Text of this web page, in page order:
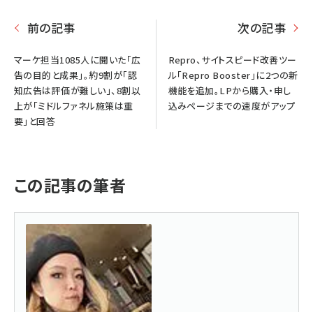
前の記事
マーケ担当1085人に聞いた「広
告の目的と成果」。約9割が「認
知広告は評価が難しい」、8割以
上が「ミドルファネル施策は重
要」と回答
次の記事
Repro、サイトスピード改善ツー
ル「Repro Booster」に2つの新
機能を追加。LPから購入・申し
込みページまでの速度がアップ
この記事の筆者